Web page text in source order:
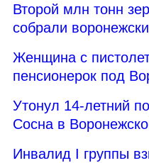
Второй млн тонн
собрали
Женщина с
пенсионерок под
Утонул 14-летний
Сосна в
Инвалид I группы